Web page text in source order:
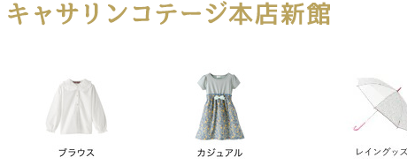
並び順
新着順
価格が安い順
キーワードヒット順